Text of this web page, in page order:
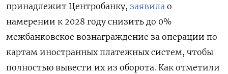
принадлежит Центробанку, заявила о
намерении к 2028 году снизить до 0%
межбанковское вознаграждение за операции по
картам иностранных платежных систем, чтобы
полностью вывести их из оборота. Как отметили